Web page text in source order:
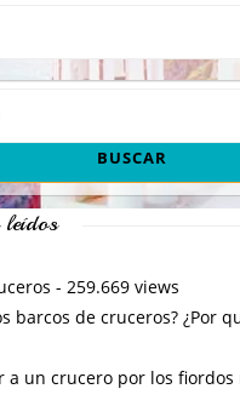
leídos
- 259.669 views
barcos de cruceros? ¿Por
a un crucero por los fiordos